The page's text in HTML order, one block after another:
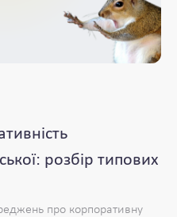
розбір типових
про корпоративну